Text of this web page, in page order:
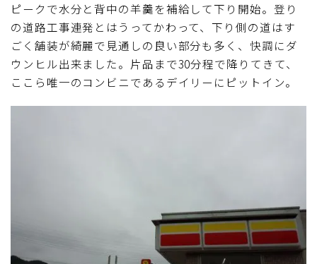
ピークで水分と背中の羊羹を補給して下り開始。登り
の道路工事連発とはうってかわって、下り側の道はす
ごく舗装が綺麗で見通しの良い部分も多く、快調にダ
ウンヒル出来ました。片品まで30分程で降りてきて、
ここら唯一のコンビニであるデイリーにピットイン。